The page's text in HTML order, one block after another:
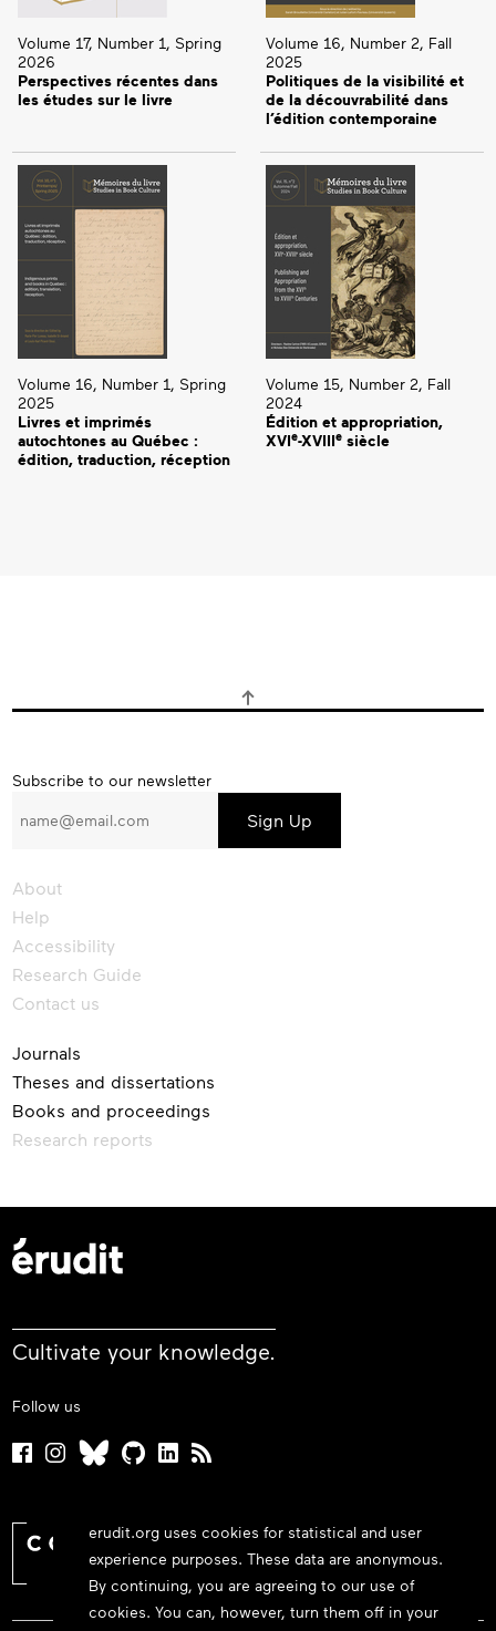
erudit.org uses cookies for statistical and user
experience purposes. These data are anonymous.
By continuing, you are agreeing to our use of
cookies. You can, however, turn them off in your
Volume 17, Number 1, Spring
2026
Perspectives récentes dans
les études sur le livre
Volume 16, Number 2, Fall
2025
Politiques de la visibilité et
de la découvrabilité dans
l’édition contemporaine
Volume 16, Number 1, Spring
2025
Livres et imprimés
autochtones au Québec :
édition, traduction, réception
Volume 15, Number 2, Fall
2024
Édition et appropriation,
XVIe-XVIIIesiècle
Subscribe
our
Subscribe to our newsletter
About
Help
Accessibility
Research Guide
Contact us
Journals
Theses and dissertations
Books and proceedings
Research reports
Cultivate your knowledge.
Follow us